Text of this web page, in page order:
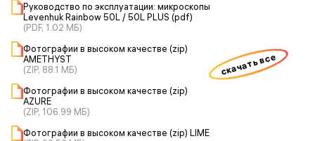
Руководство по эксплуатации: микроскопы
Levenhuk Rainbow 50L / 50L PLUS (pdf)
(PDF, 1.02 МБ)
Фотографии в высоком качестве (zip)
AMETHYST
(ZIP, 88.1 МБ)
Фотографии в высоком качестве (zip)
AZURE
(ZIP, 106.99 МБ)
Фотографии в высоком качестве (zip) LIME
скачать все